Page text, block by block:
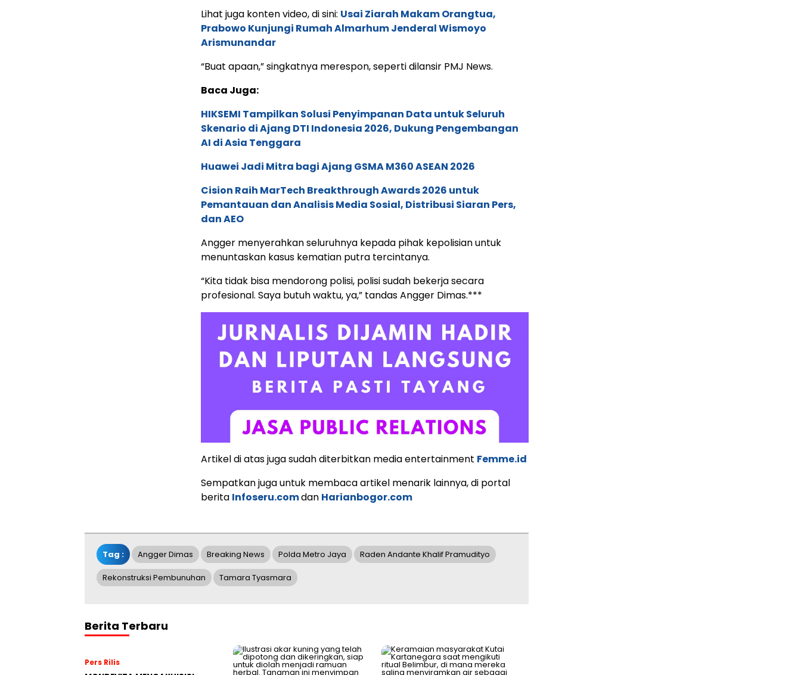
Lihat juga konten video, di sini: Usai Ziarah Makam Orangtua,
Prabowo Kunjungi Rumah Almarhum Jenderal Wismoyo
Arismunandar
“Buat apaan,” singkatnya merespon, seperti dilansir PMJ News.
Baca Juga:
HIKSEMI Tampilkan Solusi Penyimpanan Data untuk Seluruh
Skenario di Ajang DTI Indonesia 2026, Dukung Pengembangan
AI di Asia Tenggara
Huawei Jadi Mitra bagi Ajang GSMA M360 ASEAN 2026
Cision Raih MarTech Breakthrough Awards 2026 untuk
Pemantauan dan Analisis Media Sosial, Distribusi Siaran Pers,
dan AEO
Angger menyerahkan seluruhnya kepada pihak kepolisian untuk
menuntaskan kasus kematian putra tercintanya.
“Kita tidak bisa mendorong polisi, polisi sudah bekerja secara
profesional. Saya butuh waktu, ya,” tandas Angger Dimas.***
Artikel di atas juga sudah diterbitkan media entertainment Femme.id
Sempatkan juga untuk membaca artikel menarik lainnya, di portal
berita Infoseru.comdan Harianbogor.com
Tag : Angger Dimas Breaking News Polda Metro Jaya Raden Andante Khalif Pramudityo
Rekonstruksi Pembunuhan Tamara Tyasmara
Berita Terbaru
Pers Rilis